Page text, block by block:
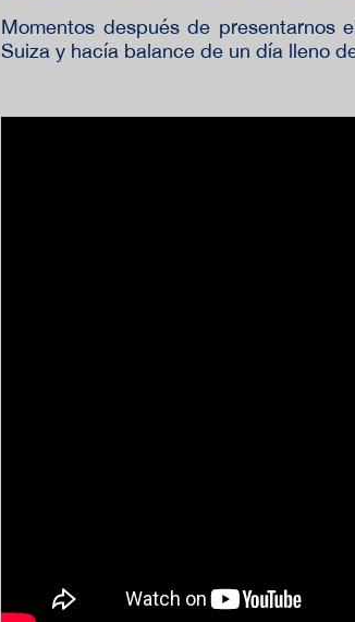
Momentos después de presentarnos
Suiza y hacía balance de un día lleno